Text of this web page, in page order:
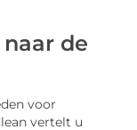
de
voor
vertelt u